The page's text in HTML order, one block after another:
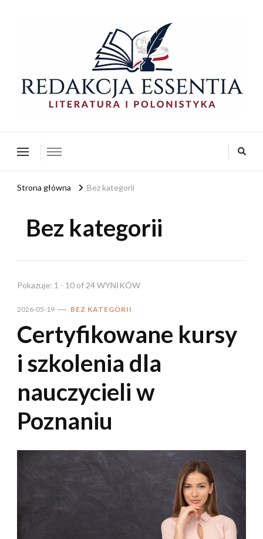
Strona główna Bez kategorii
Bez kategorii
Pokazuje: 1 - 10 of 24 WYNIKÓW
2026-05-19 BEZ KATEGORII
Certyfikowane kursy
i szkolenia dla
nauczycieli w
Poznaniu